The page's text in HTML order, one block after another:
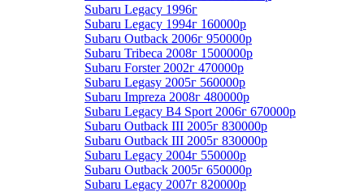
Subaru Legacy 1996г
Subaru Legacy 1994г 160000р
Subaru Outback 2006г 950000р
Subaru Tribeca 2008г 1500000р
Subaru Forster 2002г 470000р
Subaru Legasy 2005г 560000р
Subaru Impreza 2008г 480000р
Subaru Legacy B4 Sport 2006г 670000р
Subaru Outback III 2005г 830000р
Subaru Outback III 2005г 830000р
Subaru Legacy 2004г 550000р
Subaru Outback 2005г 650000р
Subaru Legacy 2007г 820000р